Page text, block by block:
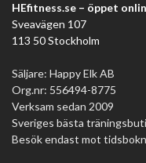
HEfitness.se – öppet
Sveavägen 107
113 50 Stockholm
Säljare: Happy Elk AB
Org.nr: 556494-8775
Verksam sedan 2009
Sveriges bästa
Besök endast mot